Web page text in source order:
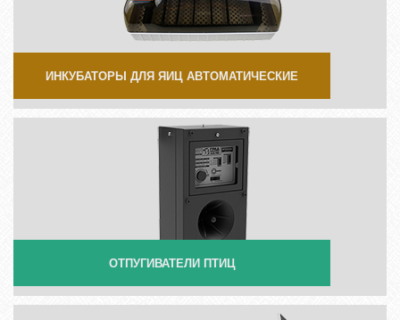
ИНКУБАТОРЫ ДЛЯ ЯИЦ АВТОМАТИЧЕСКИЕ
ОТПУГИВАТЕЛИ ПТИЦ